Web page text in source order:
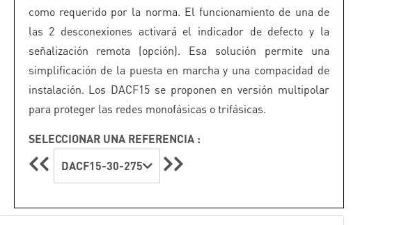
como requerido por la norma. El funcionamiento de una de
las 2 desconexiones activará el indicador de defecto y la
señalización remota (opción). Esa solución permite una
simplificación de la puesta en marcha y una compacidad de
instalación. Los DACF15 se proponen en versión multipolar
para proteger las redes monofásicas o trifásicas.
SELECCIONAR UNA REFERENCIA :
DACF15-30-275